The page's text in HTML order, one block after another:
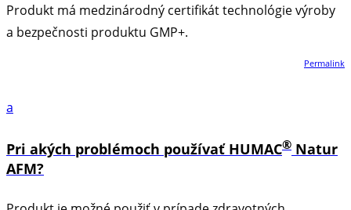
Produkt má medzinárodný certifikát technológie výroby
a bezpečnosti produktu GMP+.
Permalink
a
Pri akých problémoch používať HUMAC® Natur
AFM?